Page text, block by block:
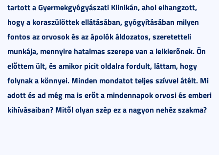
tartott a Gyermekgyógyászati Klinikán, ahol elhangzott,
hogy a koraszülöttek ellátásában, gyógyításában milyen
fontos az orvosok és az ápolók áldozatos, szeretetteli
munkája, mennyire hatalmas szerepe van a lelkierőnek. Ön
előttem ült, és amikor picit oldalra fordult, láttam, hogy
folynak a könnyei. Minden mondatot teljes szívvel átélt. Mi
adott és ad még ma is erőt a mindennapok orvosi és emberi
kihívásaiban? Mitől olyan szép ez a nagyon nehéz szakma?